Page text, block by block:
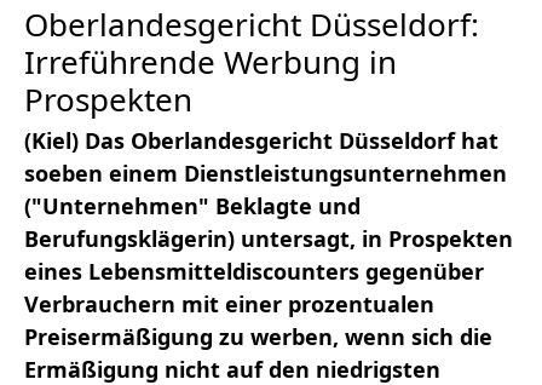
Oberlandesgericht Düsseldorf:
Irreführende Werbung in
Prospekten
(Kiel) Das Oberlandesgericht Düsseldorf hat
soeben einem Dienstleistungsunternehmen
("Unternehmen" Beklagte und
Berufungsklägerin) untersagt, in Prospekten
eines Lebensmitteldiscounters gegenüber
Verbrauchern mit einer prozentualen
Preisermäßigung zu werben, wenn sich die
Ermäßigung nicht auf den niedrigsten